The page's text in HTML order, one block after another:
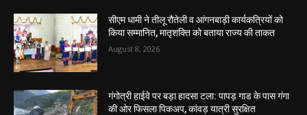
सीएम धामी ने तीलू रौतेली व आंगनबाड़ी कार्यकत्रियों को
किया सम्मानित, मातृशक्ति को बताया राज्य की ताकत
August 8, 2026
गंगोत्री हाईवे पर बड़ा हादसा टला: पापड़ गाड के पास गंगा
की ओर फिसला पिकअप, कांवड़ यात्री सुरक्षित